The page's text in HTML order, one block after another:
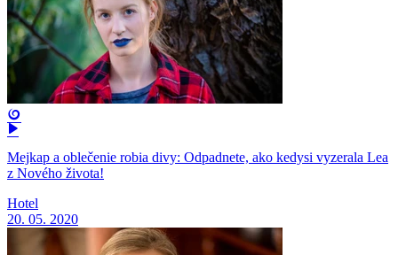
Mejkap a oblečenie robia divy: Odpadnete, ako kedysi vyzerala Lea
z Nového života!
Hotel
20. 05. 2020